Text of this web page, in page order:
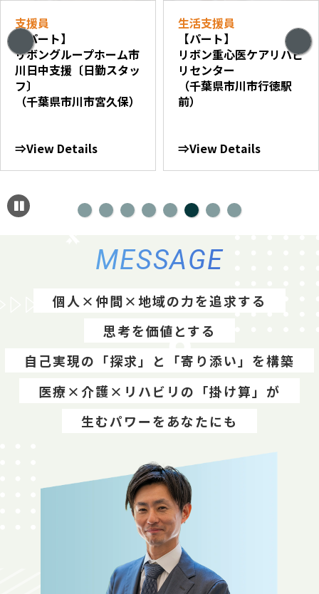
支援員
【パート】
リボングループホーム市
川日中支援〔日勤スタッ
フ〕
（千葉県市川市宮久保）
⇒View Details
生活支援員
【パート】
リボン重心医ケアリハビ
リセンター
（千葉県市川市行徳駅
前）
⇒View Details
MESSAGE
個人×仲間×地域の力を追求する
思考を価値とする
自己実現の「探求」と「寄り添い」を構築
医療×介護×リハビリの「掛け算」が
生むパワーをあなたにも